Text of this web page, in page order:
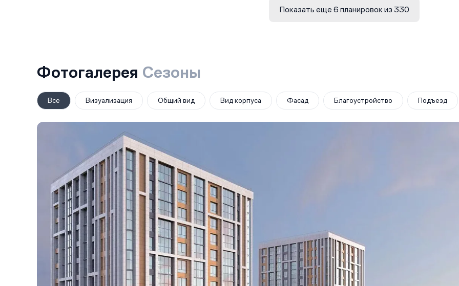
Показать еще 6 планировок из 330
Фотогалерея Сезоны
Все Визуализация Общий вид Вид корпуса Фасад Благоустройство Подъезд